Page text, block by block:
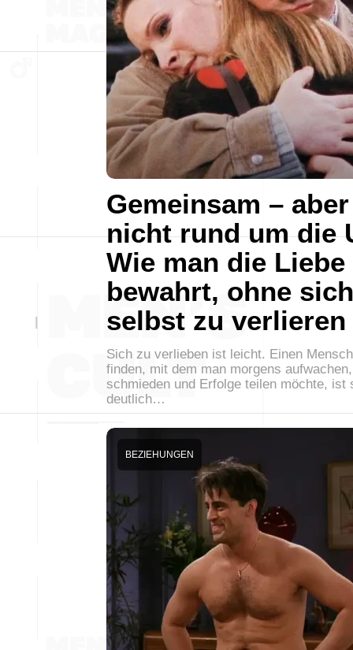
Gemeinsam – aber
nicht rund um die
Wie man die Liebe
bewahrt, ohne sich
selbst zu verlieren
Sich zu verlieben ist leicht. Einen
finden, mit dem man morgens
schmieden und Erfolge teilen möchte, ist
deutlich…
BEZIEHUNGEN